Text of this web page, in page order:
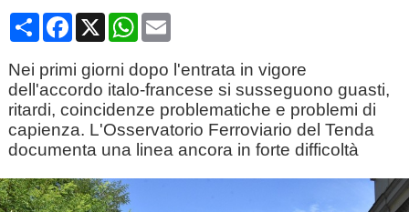
CondividiFacebook
X WhatsApp
Email
Nei primi giorni dopo l'entrata in vigore
dell'accordo italo-francese si susseguono guasti,
ritardi, coincidenze problematiche e problemi di
capienza. L'Osservatorio Ferroviario del Tenda
documenta una linea ancora in forte difficoltà